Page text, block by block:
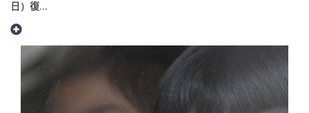
日）復...